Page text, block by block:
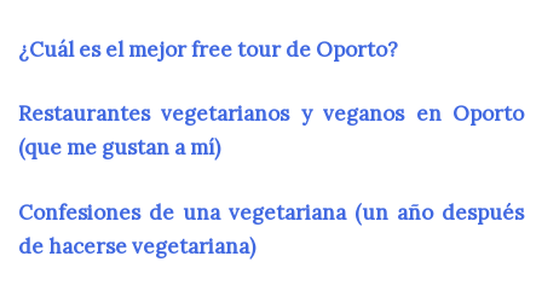
¿Cuáles el mejor free tour de Oporto?
Restaurantes vegetarianos y veganos en Oporto
(que me gustan a mí)
Confesiones de una vegetariana (un año después
de hacerse vegetariana)